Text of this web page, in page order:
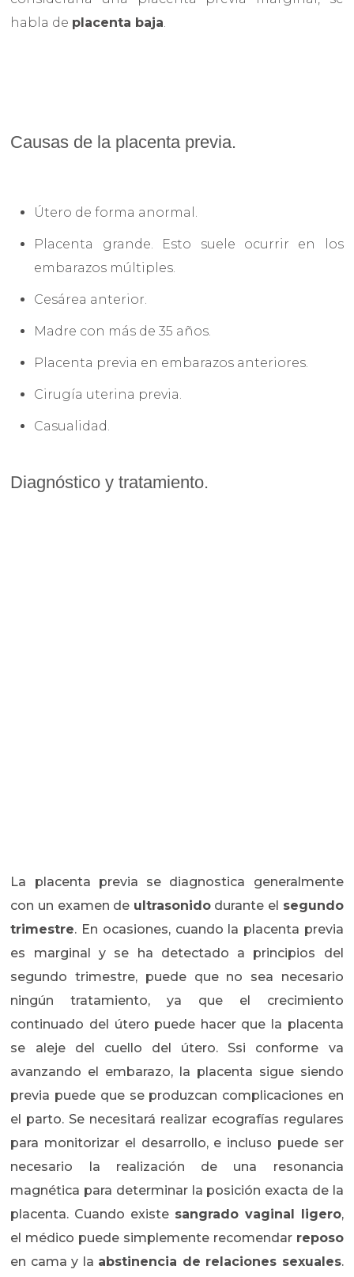
habla de placenta baja.
Causas de la placenta previa.
Útero de forma anormal.
Placenta grande. Esto suele ocurrir en los
embarazos múltiples.
Cesárea anterior.
Madre con más de 35 años.
Placenta previa en embarazos anteriores.
Cirugía uterina previa.
Casualidad.
Diagnóstico y tratamiento.
La placenta previa se diagnostica generalmente
con un examen de ultrasonidodurante el segundo
trimestre. En ocasiones, cuando la placenta previa
es marginal y se ha detectado a principios del
segundo trimestre, puede que no sea necesario
ningún tratamiento, ya que el crecimiento
continuado del útero puede hacer que la placenta
se aleje del cuello del útero. Ssi conforme va
avanzando el embarazo, la placenta sigue siendo
previa puede que se produzcan complicaciones en
el parto. Se necesitará realizar ecografías regulares
para monitorizar el desarrollo, e incluso puede ser
necesario la realización de una resonancia
magnética para determinar la posición exacta de la
placenta. Cuando existesangrado vaginal ligero,
el médico puede simplemente recomendar reposo
en cama y la abstinencia de relaciones sexuales.